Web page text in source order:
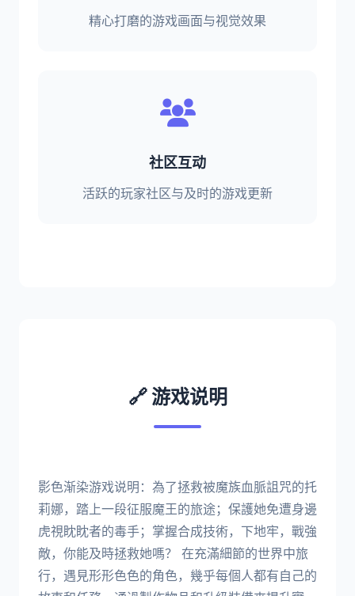
精心打磨的游戏画面与视觉效果
社区互动
活跃的玩家社区与及时的游戏更新
🔗 游戏说明
影色渐染游戏说明：為了拯救被魔族血脈詛咒的托
莉娜，踏上一段征服魔王的旅途；保護她免遭身邊
虎視眈眈者的毒手；掌握合成技術，下地牢，戰強
敵，你能及時拯救她嗎？ 在充滿細節的世界中旅
行，遇見形形色色的角色，幾乎每個人都有自己的